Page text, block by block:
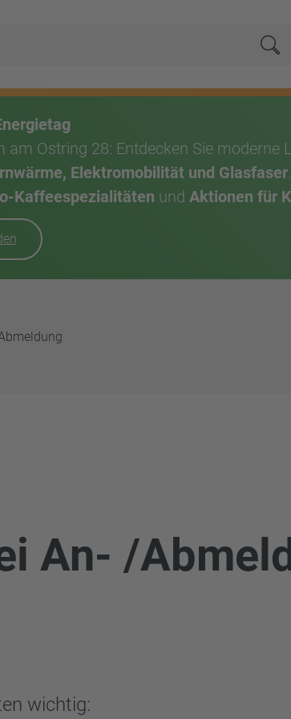
am Ostring 28: Entdecken Sie moderne
Elektromobilität und Glasfaser
Kaffeespezialitäten und Aktionen für
An- /
wichtig: